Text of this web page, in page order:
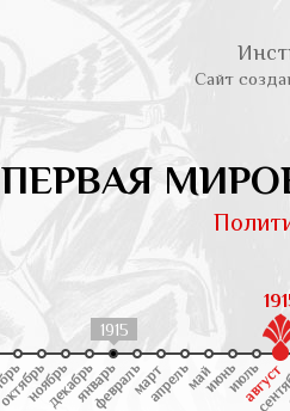
Сайт
ПЕРВАЯ
1915